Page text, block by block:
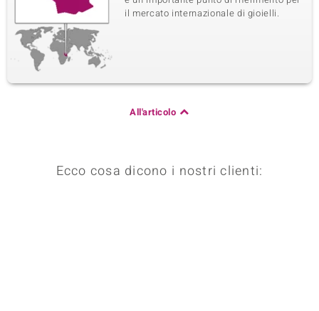
il mercato internazionale di gioielli.
All'articolo
Ecco cosa dicono i nostri clienti: